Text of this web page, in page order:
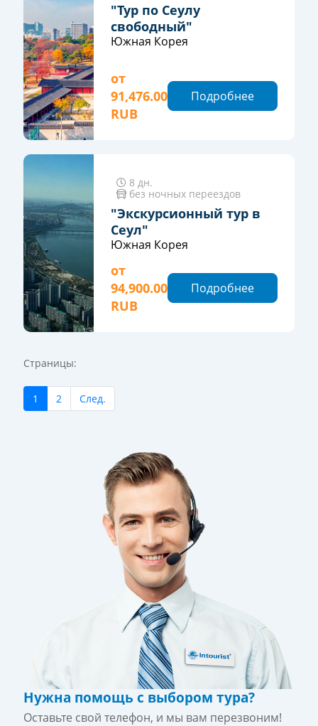
"Тур по Сеулу
свободный"
Южная Корея
от
91,476.00
RUB
Подробнее
8 дн.
без ночных переездов
"Экскурсионный тур в
Сеул"
Южная Корея
от
94,900.00
RUB
Подробнее
Страницы:
1 2 След.
Нужна помощь с выбором тура?
Оставьте свой телефон, и мы вам перезвоним!